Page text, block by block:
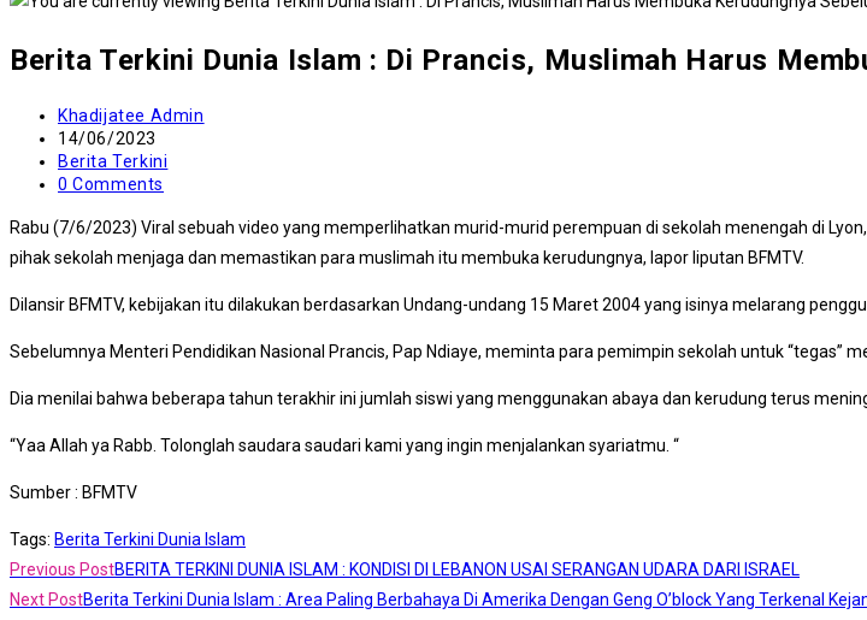
Berita Terkini Dunia Islam : Di Prancis, Muslimah Harus
Post
author:
Khadijatee Admin
Post
published:
14/06/2023
Post
category:
Berita Terkini
Post
0 Comments
Rabu (7/6/2023) Viral sebuah video yang memperlihatkan murid-murid perempuan di sekolah menengah di
pihak sekolah menjaga dan memastikan para muslimah itu membuka kerudungnya, lapor liputan BFMTV.
Dilansir BFMTV, kebijakan itu dilakukan berdasarkan Undang-undang 15 Maret 2004 yang isinya melarang
Sebelumnya Menteri Pendidikan Nasional Prancis, Pap Ndiaye, meminta para pemimpin sekolah untuk “tegas”
Dia menilai bahwa beberapa tahun terakhir ini jumlah siswi yang menggunakan abaya dan kerudung terus
“Yaa Allah ya Rabb. Tolonglah saudara saudari kami yang ingin menjalankan syariatmu. “
Sumber : BFMTV
Tags: Berita Terkini Dunia Islam
Read
more
Previous PostBERITA TERKINI DUNIA ISLAM : KONDISI DI LEBANON USAI SERANGAN UDARA DARI ISRAEL
Next PostBerita Terkini Dunia Islam : Area Paling Berbahaya Di Amerika Dengan Geng O’block Yang Terkenal